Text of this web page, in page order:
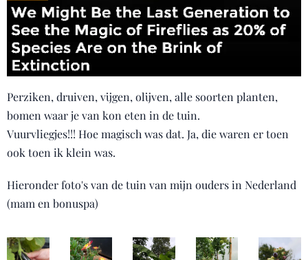
Perziken, druiven, vijgen, olijven, alle soorten planten,
bomen waar je van kon eten in de tuin.
Vuurvliegjes!!! Hoe magisch was dat. Ja, die waren er toen
ook toen ik klein was.
Hieronder foto's van de tuin van mijn ouders in Nederland
(mam en bonuspa)